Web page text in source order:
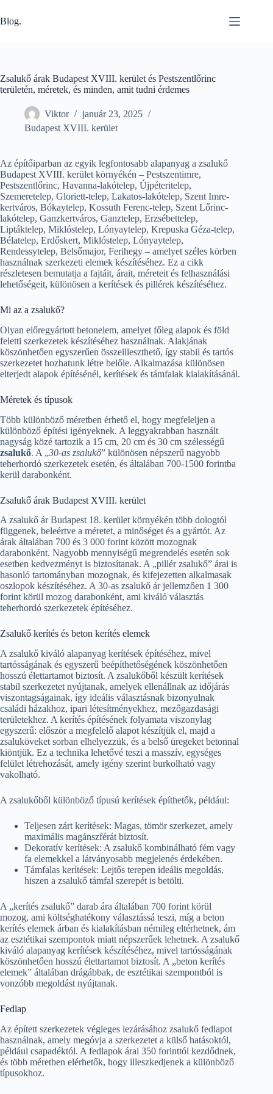
to
content
Blog.
Zsalukő árak Budapest XVIII. kerület és Pestszentlőrinc
területén, méretek, és minden, amit tudni érdemes
Viktor
január 23, 2025
Budapest XVIII. kerület
Az építőiparban az egyik legfontosabb alapanyag a zsalukő
Budapest XVIII. kerület környékén – Pestszentimre,
Pestszentlőrinc, Havanna-lakótelep, Újpéteritelep,
Szemeretelep, Gloriett-telep, Lakatos-lakótelep, Szent Imre-
kertváros, Bókaytelep, Kossuth Ferenc-telep, Szent Lőrinc-
lakótelep, Ganzkertváros, Ganztelep, Erzsébettelep,
Liptáktelep, Miklóstelep, Lónyaytelep, Krepuska Géza-telep,
Bélatelep, Erdőskert, Miklóstelep, Lónyaytelep,
Rendessytelep, Belsőmajor, Ferihegy – amelyet széles körben
használnak szerkezeti elemek készítéséhez. Ez a cikk
részletesen bemutatja a fajtáit, árait, méreteit és felhasználási
lehetőségeit, különösen a kerítések és pillérek készítéséhez.
Mi az a zsalukő?
Olyan előregyártott betonelem, amelyet főleg alapok és föld
feletti szerkezetek készítéséhez használnak. Alakjának
köszönhetően egyszerűen összeilleszthető, így stabil és tartós
szerkezetet hozhatunk létre belőle. Alkalmazása különösen
elterjedt alapok építésénél, kerítések és támfalak kialakításánál.
Méretek és típusok
Több különböző méretben érhető el, hogy megfeleljen a
különböző építési igényeknek. A leggyakrabban használt
nagyság közé tartozik a 15 cm, 20 cm és 30 cm szélességű
zsalukő. A „30-as zsalukő” különösen népszerű nagyobb
teherhordó szerkezetek esetén, és általában 700-1500 forintba
kerül darabonként.
Zsalukő árak Budapest XVIII. kerület
A zsalukő ár Budapest 18. kerület környékén több dologtól
függenek, beleértve a méretet, a minőséget és a gyártót. Az
árak általában 700 és 3 000 forint között mozognak
darabonként. Nagyobb mennyiségű megrendelés esetén sok
esetben kedvezményt is biztosítanak. A „pillér zsalukő” árai is
hasonló tartományban mozognak, és kifejezetten alkalmasak
oszlopok készítéséhez. A 30-as zsalukő ár jellemzően 1 300
forint körül mozog darabonként, ami kiváló választás
teherhordó szerkezetek építéséhez.
Zsalukő kerítés és beton kerítés elemek
A zsalukő kiváló alapanyag kerítések építéséhez, mivel
tartósságának és egyszerű beépíthetőségének köszönhetően
hosszú élettartamot biztosít. A zsalukőből készült kerítések
stabil szerkezetet nyújtanak, amelyek ellenállnak az időjárás
viszontagságainak, így ideális választásnak bizonyulnak
családi házakhoz, ipari létesítményekhez, mezőgazdasági
területekhez. A kerítés építésének folyamata viszonylag
egyszerű: először a megfelelő alapot készítjük el, majd a
zsaluköveket sorban elhelyezzük, és a belső üregeket betonnal
kiöntjük. Ez a technika lehetővé teszi a masszív, egységes
felület létrehozását, amely igény szerint burkolható vagy
vakolható.
A zsalukőből különböző típusú kerítések építhetők, például:
Teljesen zárt kerítések: Magas, tömör szerkezet, amely
maximális magánszférát biztosít.
Dekoratív kerítések: A zsalukő kombinálható fém vagy
fa elemekkel a látványosabb megjelenés érdekében.
Támfalas kerítések: Lejtős terepen ideális megoldás,
hiszen a zsalukő támfal szerepét is betölti.
A „kerítés zsalukő” darab ára általában 700 forint körül
mozog, ami költséghatékony választássá teszi, míg a beton
kerítés elemek árban és kialakításban némileg eltérhetnek, ám
az esztétikai szempontok miatt népszerűek lehetnek. A zsalukő
kiváló alapanyag kerítések készítéséhez, mivel tartósságának
köszönhetően hosszú élettartamot biztosít. A „beton kerítés
elemek” általában drágábbak, de esztétikai szempontból is
vonzóbb megoldást nyújtanak.
Fedlap
Az épített szerkezetek végleges lezárásához zsalukő fedlapot
használnak, amely megóvja a szerkezetet a külső hatásoktól,
például csapadéktól. A fedlapok árai 350 forinttól kezdődnek,
és több méretben elérhetők, hogy illeszkedjenek a különböző
típusokhoz.